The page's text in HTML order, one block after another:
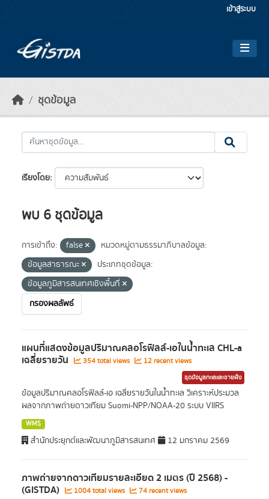
เข้าสู่ระบบ
ชุดข้อมูล
เรียงโดย
พบ 6 ชุดข้อมูล
การเข้าถึง: false
หมวดหมู่ตามธรรมาภิบาลข้อมูล:
ข้อมูลสาธารณะ
ประเภทชุดข้อมูล:
ข้อมูลภูมิสารสนเทศเชิงพื้นที่
กรองผลลัพธ์
แผนที่แสดงข้อมูลปริมาณคลอโรฟิลล์-เอในน้ำทะเล CHL-a
เฉลี่ยรายวัน 354 total views 12 recent views
ชุดข้อมูลทะเลและชายฝั่ง
ข้อมูลปริมาณคลอโรฟิลล์-เอ เฉลี่ยรายวันในน้ำทะเล วิเคราะห์ประมวล
ผลจากภาพถ่ายดาวเทียม Suomi-NPP/NOAA-20 ระบบ VIIRS
WMS
สำนักประยุกต์และพัฒนาภูมิสารสนเทศ 12 มกราคม 2569
ภาพถ่ายจากดาวเทียมรายละเอียด 2 เมตร (ปี 2568) -
(GISTDA) 1004 total views 74 recent views